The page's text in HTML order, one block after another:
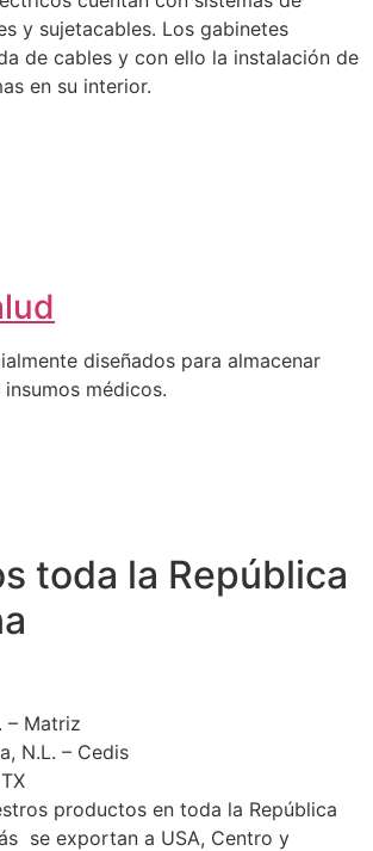
y sujetacables. Los gabinetes
de cables y con ello la instalación de
en su interior.
diseñados para almacenar
médicos.
toda la República
– Matriz
N.L. – Cedis
productos en toda la República
se exportan a USA, Centro y